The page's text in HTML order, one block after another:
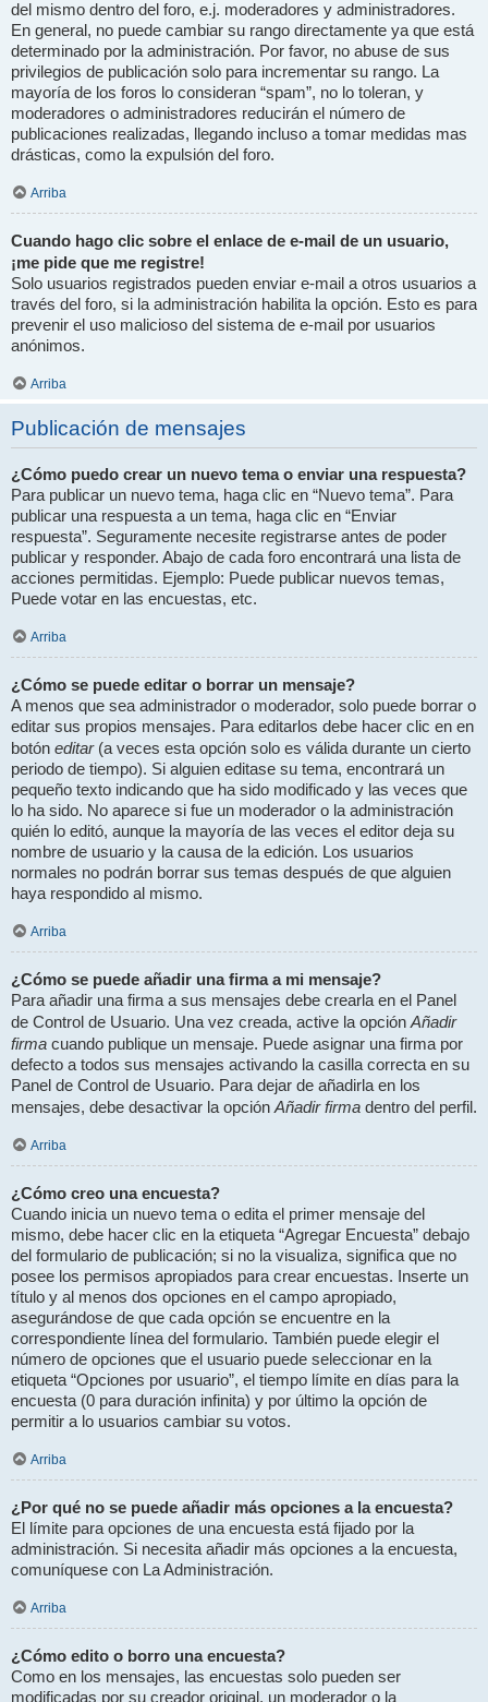
del mismo dentro del foro, e.j. moderadores y administradores.
En general, no puede cambiar su rango directamente ya que está
determinado por la administración. Por favor, no abuse de sus
privilegios de publicación solo para incrementar su rango. La
mayoría de los foros lo consideran “spam”, no lo toleran, y
moderadores o administradores reducirán el número de
publicaciones realizadas, llegando incluso a tomar medidas mas
drásticas, como la expulsión del foro.
Arriba
Cuando hago clic sobre el enlace de e-mail de un usuario,
¡me pide que me registre!
Solo usuarios registrados pueden enviar e-mail a otros usuarios a
través del foro, si la administración habilita la opción. Esto es para
prevenir el uso malicioso del sistema de e-mail por usuarios
anónimos.
Arriba
Publicación de mensajes
¿Cómo puedo crear un nuevo tema o enviar una respuesta?
Para publicar un nuevo tema, haga clic en “Nuevo tema”. Para
publicar una respuesta a un tema, haga clic en “Enviar
respuesta”. Seguramente necesite registrarse antes de poder
publicar y responder. Abajo de cada foro encontrará una lista de
acciones permitidas. Ejemplo: Puede publicar nuevos temas,
Puede votar en las encuestas, etc.
Arriba
¿Cómo se puede editar o borrar un mensaje?
A menos que sea administrador o moderador, solo puede borrar o
editar sus propios mensajes. Para editarlos debe hacer clic en en
botón editar(a veces esta opción solo es válida durante un cierto
periodo de tiempo). Si alguien editase su tema, encontrará un
pequeño texto indicando que ha sido modificado y las veces que
lo ha sido. No aparece si fue un moderador o la administración
quién lo editó, aunque la mayoría de las veces el editor deja su
nombre de usuario y la causa de la edición. Los usuarios
normales no podrán borrar sus temas después de que alguien
haya respondido al mismo.
Arriba
¿Cómo se puede añadir una firma a mi mensaje?
Para añadir una firma a sus mensajes debe crearla en el Panel
de Control de Usuario. Una vez creada, active la opción Añadir
firma cuando publique un mensaje. Puede asignar una firma por
defecto a todos sus mensajes activando la casilla correcta en su
Panel de Control de Usuario. Para dejar de añadirla en los
mensajes, debe desactivar la opción Añadir firma dentro del perfil.
Arriba
¿Cómo creo una encuesta?
Cuando inicia un nuevo tema o edita el primer mensaje del
mismo, debe hacer clic en la etiqueta “Agregar Encuesta” debajo
del formulario de publicación; si no la visualiza, significa que no
posee los permisos apropiados para crear encuestas. Inserte un
título y al menos dos opciones en el campo apropiado,
asegurándose de que cada opción se encuentre en la
correspondiente línea del formulario. También puede elegir el
número de opciones que el usuario puede seleccionar en la
etiqueta “Opciones por usuario”, el tiempo límite en días para la
encuesta (0 para duración infinita) y por último la opción de
permitir a lo usuarios cambiar su votos.
Arriba
¿Por qué no se puede añadir más opciones a la encuesta?
El límite para opciones de una encuesta está fijado por la
administración. Si necesita añadir más opciones a la encuesta,
comuníquese con La Administración.
Arriba
¿Cómo edito o borro una encuesta?
Como en los mensajes, las encuestas solo pueden ser
modificadas por su creador original, un moderador o la